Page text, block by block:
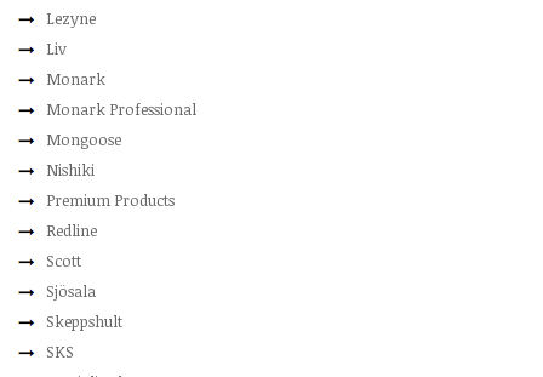
Lezyne
Liv
Monark
Monark Professional
Mongoose
Nishiki
Premium Products
Redline
Scott
Sjösala
Skeppshult
SKS